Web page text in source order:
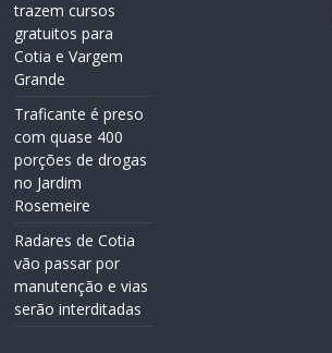
trazem cursos
gratuitos para
Cotia e Vargem
Grande
Traficante é preso
com quase 400
porções de drogas
no Jardim
Rosemeire
Radares de Cotia
vão passar por
manutenção e vias
serão interditadas